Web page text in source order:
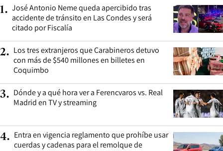
1. José Antonio Neme queda apercibido tras
accidente de tránsito en Las Condes y será
citado por Fiscalía
2. Los tres extranjeros que Carabineros detuvo
con más de $540 millones en billetes en
Coquimbo
3. Dónde y a qué hora ver a Ferencvaros vs. Real
Madrid en TV y streaming
4. Entra en vigencia reglamento que prohíbe usar
cuerdas y cadenas para el remolque de